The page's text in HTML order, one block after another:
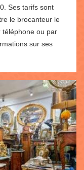
Ses tarifs sont
le brocanteur le
téléphone ou par
sur ses